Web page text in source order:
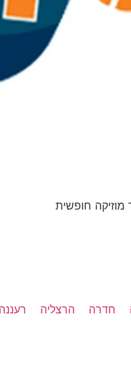
מוזיקה חופשית
חדרה הרצליה רעננה